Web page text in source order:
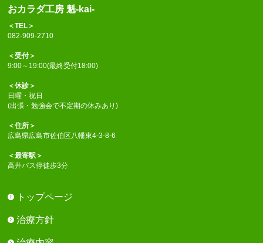
おカラダ工房 魁-kai-
＜TEL＞
082-909-2710
＜受付＞
9:00～19:00(最終受付18:00)
＜休診＞
日曜・祝日
(出張・勉強会で不定期の休みあり)
＜住所＞
広島県広島市佐伯区八幡東4-3-8-6
＜最寄駅＞
高井バス停徒歩3分
トップページ
治療方針